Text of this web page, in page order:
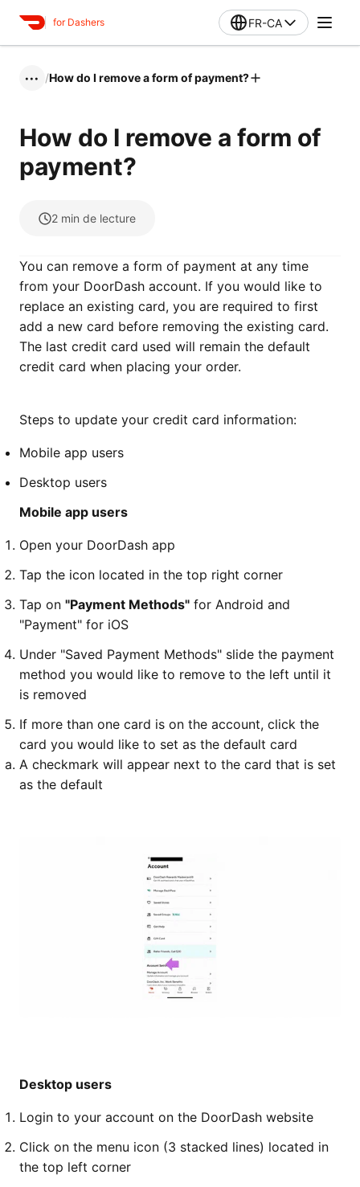
for Dashers FR-CA
••• /How do I remove a form of payment?
How do I remove a form of
payment?
2 min de lecture
You can remove a form of payment at any time
from your DoorDash account. If you would like to
replace an existing card, you are required to first
add a new card before removing the existing card.
The last credit card used will remain the default
credit card when placing your order.
Steps to update your credit card information:
Mobile app users
Desktop users
Mobile app users
Open your DoorDash app
Tap the icon located in the top right corner
Tap on "Payment Methods" for Android and
"Payment" for iOS
Under "Saved Payment Methods" slide the payment
method you would like to remove to the left until it
is removed
If more than one card is on the account, click the
card you would like to set as the default card
A checkmark will appear next to the card that is set
as the default
Desktop users
Login to your account on the DoorDash website
Click on the menu icon (3 stacked lines) located in
the top left corner